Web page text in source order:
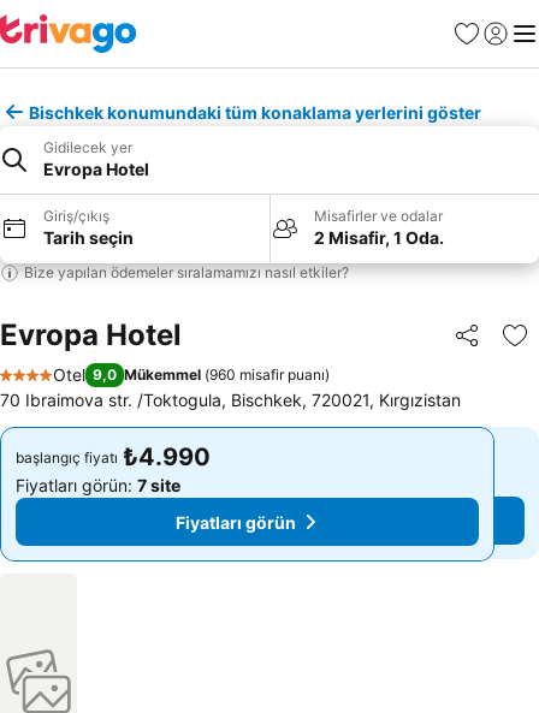
Favoriler
Giriş
Bischkek konumundaki tüm konaklama yerlerini göster
Gidilecek yer
Evropa Hotel
Giriş/çıkış
Tarih seçin
Misafirler ve odalar
2 Misafir, 1 Oda.
Bize yapılan ödemeler sıralamamızı nasıl etkiler?
Evropa Hotel Paylaş
4 Yıldız
Otel 9,0 Mükemmel (960 misafir puanı)
70 Ibraimova str. /Toktogula, Bischkek, 720021, Kırgızistan
başlangıç fiyatı ₺4.990
Fiyatları görün: 7 site
Fiyatları görün
başlangıç fiyatı ₺4.990
Fiyatları görün: 7 site
Fiyatları görün